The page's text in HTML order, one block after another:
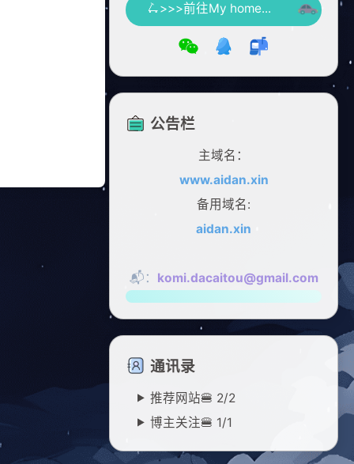
🛴>>>前往My home...
公告栏
主域名：
www.aidan.xin
备用域名:
aidan.xin
📬： komi.dacaitou@gmail.com
通讯录
推荐网站🍔 2/2
博主关注🍔 1/1